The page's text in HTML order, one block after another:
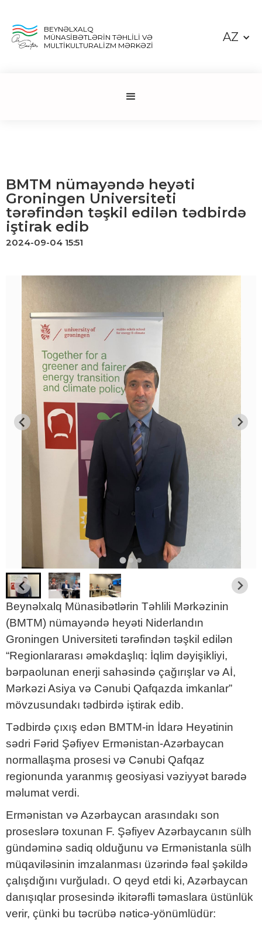
BEYNƏLXALQ
MÜNASİBƏTLƏRİN TƏHLİLİ VƏ
MULTİKULTURALİZM MƏRKƏZİ
AZ
BMTM nümayəndə heyəti
Groningen Universiteti
tərəfindən təşkil edilən tədbirdə
iştirak edib
2024-09-04 15:51
Beynəlxalq Münasibətlərin Təhlili Mərkəzinin
(BMTM) nümayəndə heyəti Niderlandın
Groningen Universiteti tərəfindən təşkil edilən
“Regionlararası əməkdaşlıq: İqlim dəyişikliyi,
bərpaolunan enerji sahəsində çağırışlar və Aİ,
Mərkəzi Asiya və Cənubi Qafqazda imkanlar”
mövzusundakı tədbirdə iştirak edib.
Tədbirdə çıxış edən BMTM-in İdarə Heyətinin
sədri Fərid Şəfiyev Ermənistan-Azərbaycan
normallaşma prosesi və Cənubi Qafqaz
regionunda yaranmış geosiyasi vəziyyət barədə
məlumat verdi.
Ermənistan və Azərbaycan arasındakı son
proseslərə toxunan F. Şəfiyev Azərbaycanın sülh
gündəminə sadiq olduğunu və Ermənistanla sülh
müqaviləsinin imzalanması üzərində fəal şəkildə
çalışdığını vurğuladı. O qeyd etdi ki, Azərbaycan
danışıqlar prosesində ikitərəfli təmaslara üstünlük
verir, çünki bu təcrübə nəticə-yönümlüdür: